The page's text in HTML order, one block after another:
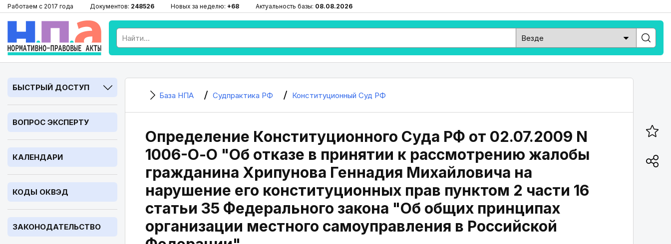
Работаем с 2017 года Документов: 248526 Новых за неделю: +68 Актуальность базы: 08.08.2026
БЫСТРЫЙ ДОСТУП
ВОПРОС ЭКСПЕРТУ
КАЛЕНДАРИ
КОДЫ ОКВЭД
ЗАКОНОДАТЕЛЬСТВО
База НПА Судпрактика РФ Конституционный Суд РФ
Определение Конституционного Суда РФ от 02.07.2009 N
1006-О-О "Об отказе в принятии к рассмотрению жалобы
гражданина Хрипунова Геннадия Михайловича на
нарушение его конституционных прав пунктом 2 части 16
статьи 35 Федерального закона "Об общих принципах
организации местного самоуправления в Российской